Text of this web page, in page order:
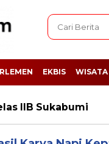
EKBIS WISATA
IIB Sukabumi